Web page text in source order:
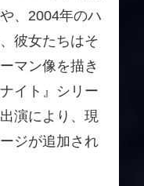
、2004年のハ
彼女たちはそ
マン像を描き
イト』シリー
演により、現
ジが追加され